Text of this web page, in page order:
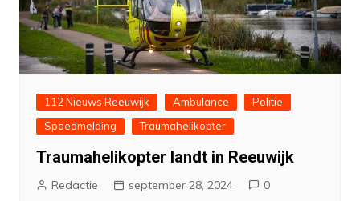
112 Nieuws Reeuwijk Ambulance
Politie
Spoedmelding
Traumahelikopter
Traumahelikopter landt in Reeuwijk
Redactie september 28, 2024 0